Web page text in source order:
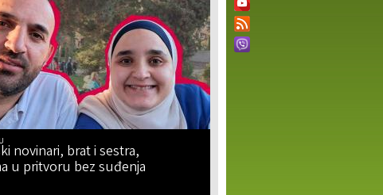
novinari, brat i sestra,
u pritvoru bez suđenja